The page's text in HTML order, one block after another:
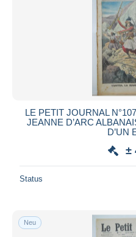
LE PETIT JOURNAL
JEANNE D’ARC
D’UN
±
Status
Neu